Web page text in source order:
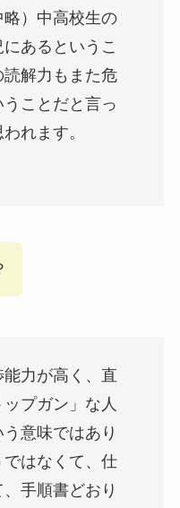
）中高校生の
あるというこ
解力もまた危
ことだと言っ
れます。
力が高く、直
プガン」な人
意味ではあり
ではなくて、仕
手順書どおり